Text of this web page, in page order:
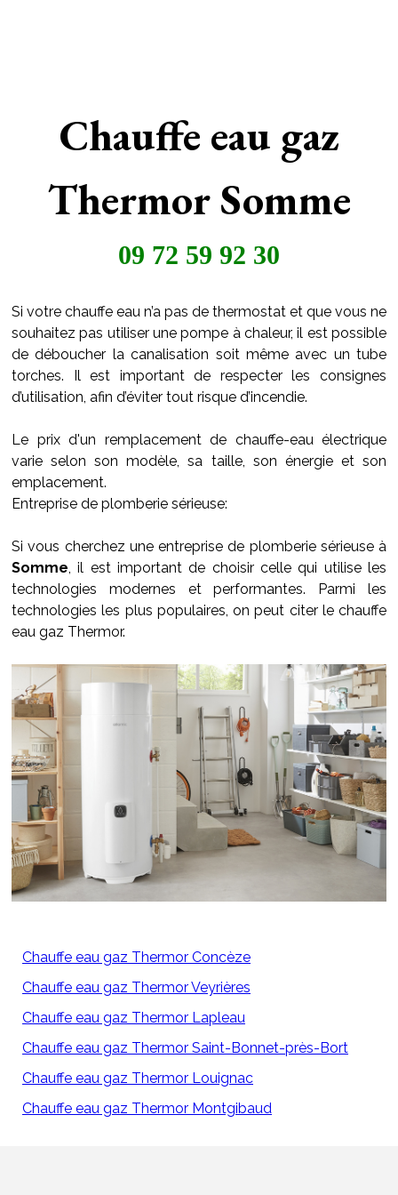
Chauffe eau gaz
Thermor Somme
09 72 59 92 30
Si votre chauffe eau n’a pas de thermostat et que vous ne
souhaitez pas utiliser une pompe à chaleur, il est possible
de déboucher la canalisation soit même avec un tube
torches. Il est important de respecter les consignes
d’utilisation, afin d’éviter tout risque d’incendie.
Le prix d'un remplacement de chauffe-eau électrique
varie selon son modèle, sa taille, son énergie et son
emplacement.
Entreprise de plomberie sérieuse:
Si vous cherchez une entreprise de plomberie sérieuse à
Somme, il est important de choisir celle qui utilise les
technologies modernes et performantes. Parmi les
technologies les plus populaires, on peut citer le chauffe
eau gaz Thermor.
Chauffe eau gaz Thermor Concèze
Chauffe eau gaz Thermor Veyrières
Chauffe eau gaz Thermor Lapleau
Chauffe eau gaz Thermor Saint-Bonnet-près-Bort
Chauffe eau gaz Thermor Louignac
Chauffe eau gaz Thermor Montgibaud